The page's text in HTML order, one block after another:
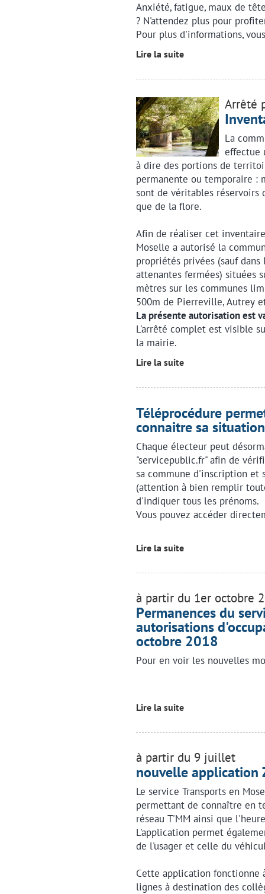
Anxiété, fatigue, maux de
? N'attendez plus pour
Pour plus d'informations,
Lire la suite
Arrêté
La
effectue
à dire des portions de
permanente ou temporaire :
sont de véritables réservoirs
que de la flore.
Afin de réaliser cet
Moselle a autorisé la
propriétés privées (sauf
attenantes fermées) situées
mètres sur les communes
500m de Pierreville, Autrey
La présente autorisation est
L'arrêté complet est visible
la mairie.
Lire la suite
Téléprocédure
connaitre sa
Chaque électeur peut
"servicepublic.fr" afin de
sa commune d'inscription et
(attention à bien remplir
d'indiquer tous les prénoms.
Vous pouvez accéder
Lire la suite
à partir du 1er octobre
Permanences du
autorisations
octobre 2018
Pour en voir les nouvelles
Lire la suite
à partir du 9 juillet
nouvelle application
Le service Transports en
permettant de connaître en
réseau T'MM ainsi que
L'application permet
de l'usager et celle du
Cette application fonctionne
lignes à destination des